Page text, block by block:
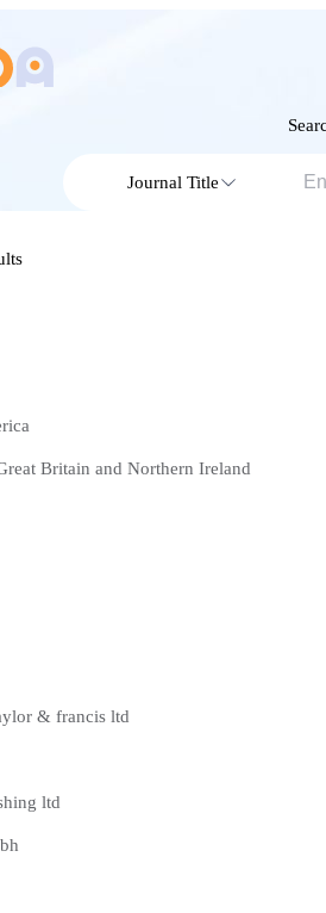
Journal Title
Britain and Northern Ireland
& francis ltd
ltd